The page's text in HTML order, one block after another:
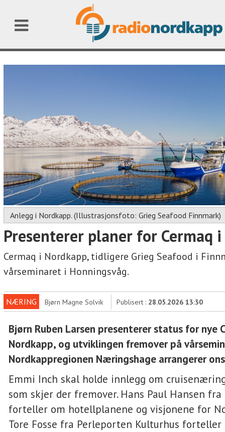
Anlegg i Nordkapp. (Illustrasjonsfoto: Grieg Seafood Finnmark)
Presenterer planer for Cermaq
Cermaq i Nordkapp, tidligere Grieg Seafood i
vårseminaret i Honningsvåg.
NÆRING Bjørn Magne Solvik Publisert : 28.05.2026 13:30
Bjørn Ruben Larsen presenterer status for nye
Nordkapp, og utviklingen fremover på
Nordkappregionen Næringshage arrangerer
Emmi Inch skal holde innlegg om
som skjer der fremover. Hans Paul Hansen fra
forteller om hotellplanene og visjonene for
Tore Fosse fra Perleporten Kulturhus forteller